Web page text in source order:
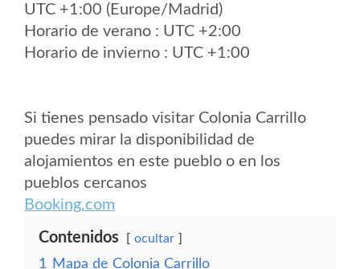
UTC +1:00 (Europe/Madrid)
Horario de verano : UTC +2:00
Horario de invierno : UTC +1:00
Si tienes pensado visitar Colonia Carrillo
puedes mirar la disponibilidad de
alojamientos en este pueblo o en los
pueblos cercanos
Booking.com
Contenidos ocultar
1
Mapa de Colonia Carrillo